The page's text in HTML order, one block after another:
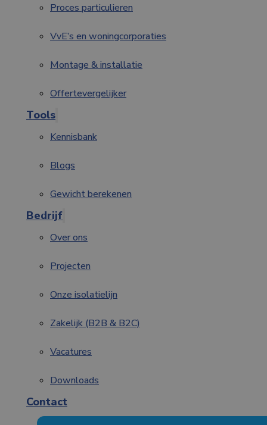
Proces particulieren
VvE’s en woningcorporaties
Montage & installatie
Offertevergelijker
Tools
Kennisbank
Blogs
Gewicht berekenen
Bedrijf
Over ons
Projecten
Onze isolatielijn
Zakelijk (B2B & B2C)
Vacatures
Downloads
Contact